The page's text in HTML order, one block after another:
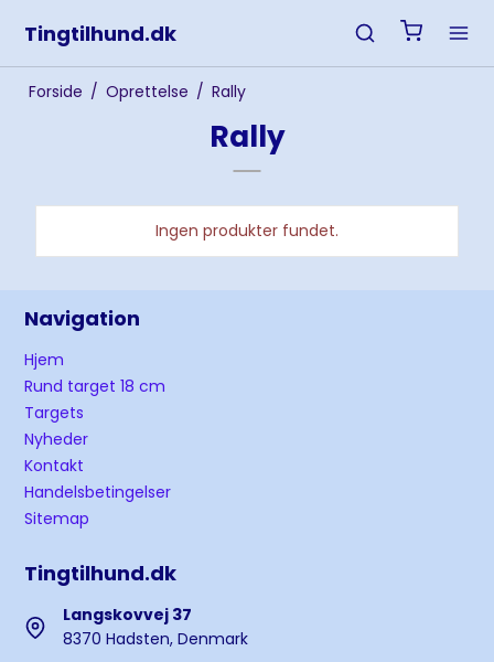
Tingtilhund.dk
Forside / Oprettelse / Rally
Rally
Ingen produkter fundet.
Navigation
Hjem
Rund target 18 cm
Targets
Nyheder
Kontakt
Handelsbetingelser
Sitemap
Tingtilhund.dk
Langskovvej 37
8370 Hadsten, Denmark